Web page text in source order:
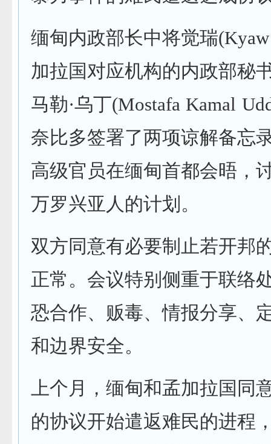
缅甸内政部长中将觉瑞
加拉国对应机构的内政部秘
马勒·乌丁(Mostafa Kamal
奈比多签署了两项谅解备忘
高级官员在缅甸首都会晤，
万罗兴亚人的计划。
双方同意有必要制止若开邦
正常。会议特别侧重于联络
恐合作、贩毒、情报分享、
和边界安全。
上个月，缅甸和孟加拉国同
的协议开始遣返难民的进程